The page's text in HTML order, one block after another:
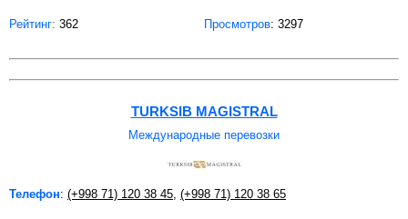
Рейтинг: 362 Просмотров: 3297
TURKSIB MAGISTRAL
Международные перевозки
Телефон: (+998 71) 120 38 45, (+998 71) 120 38 65